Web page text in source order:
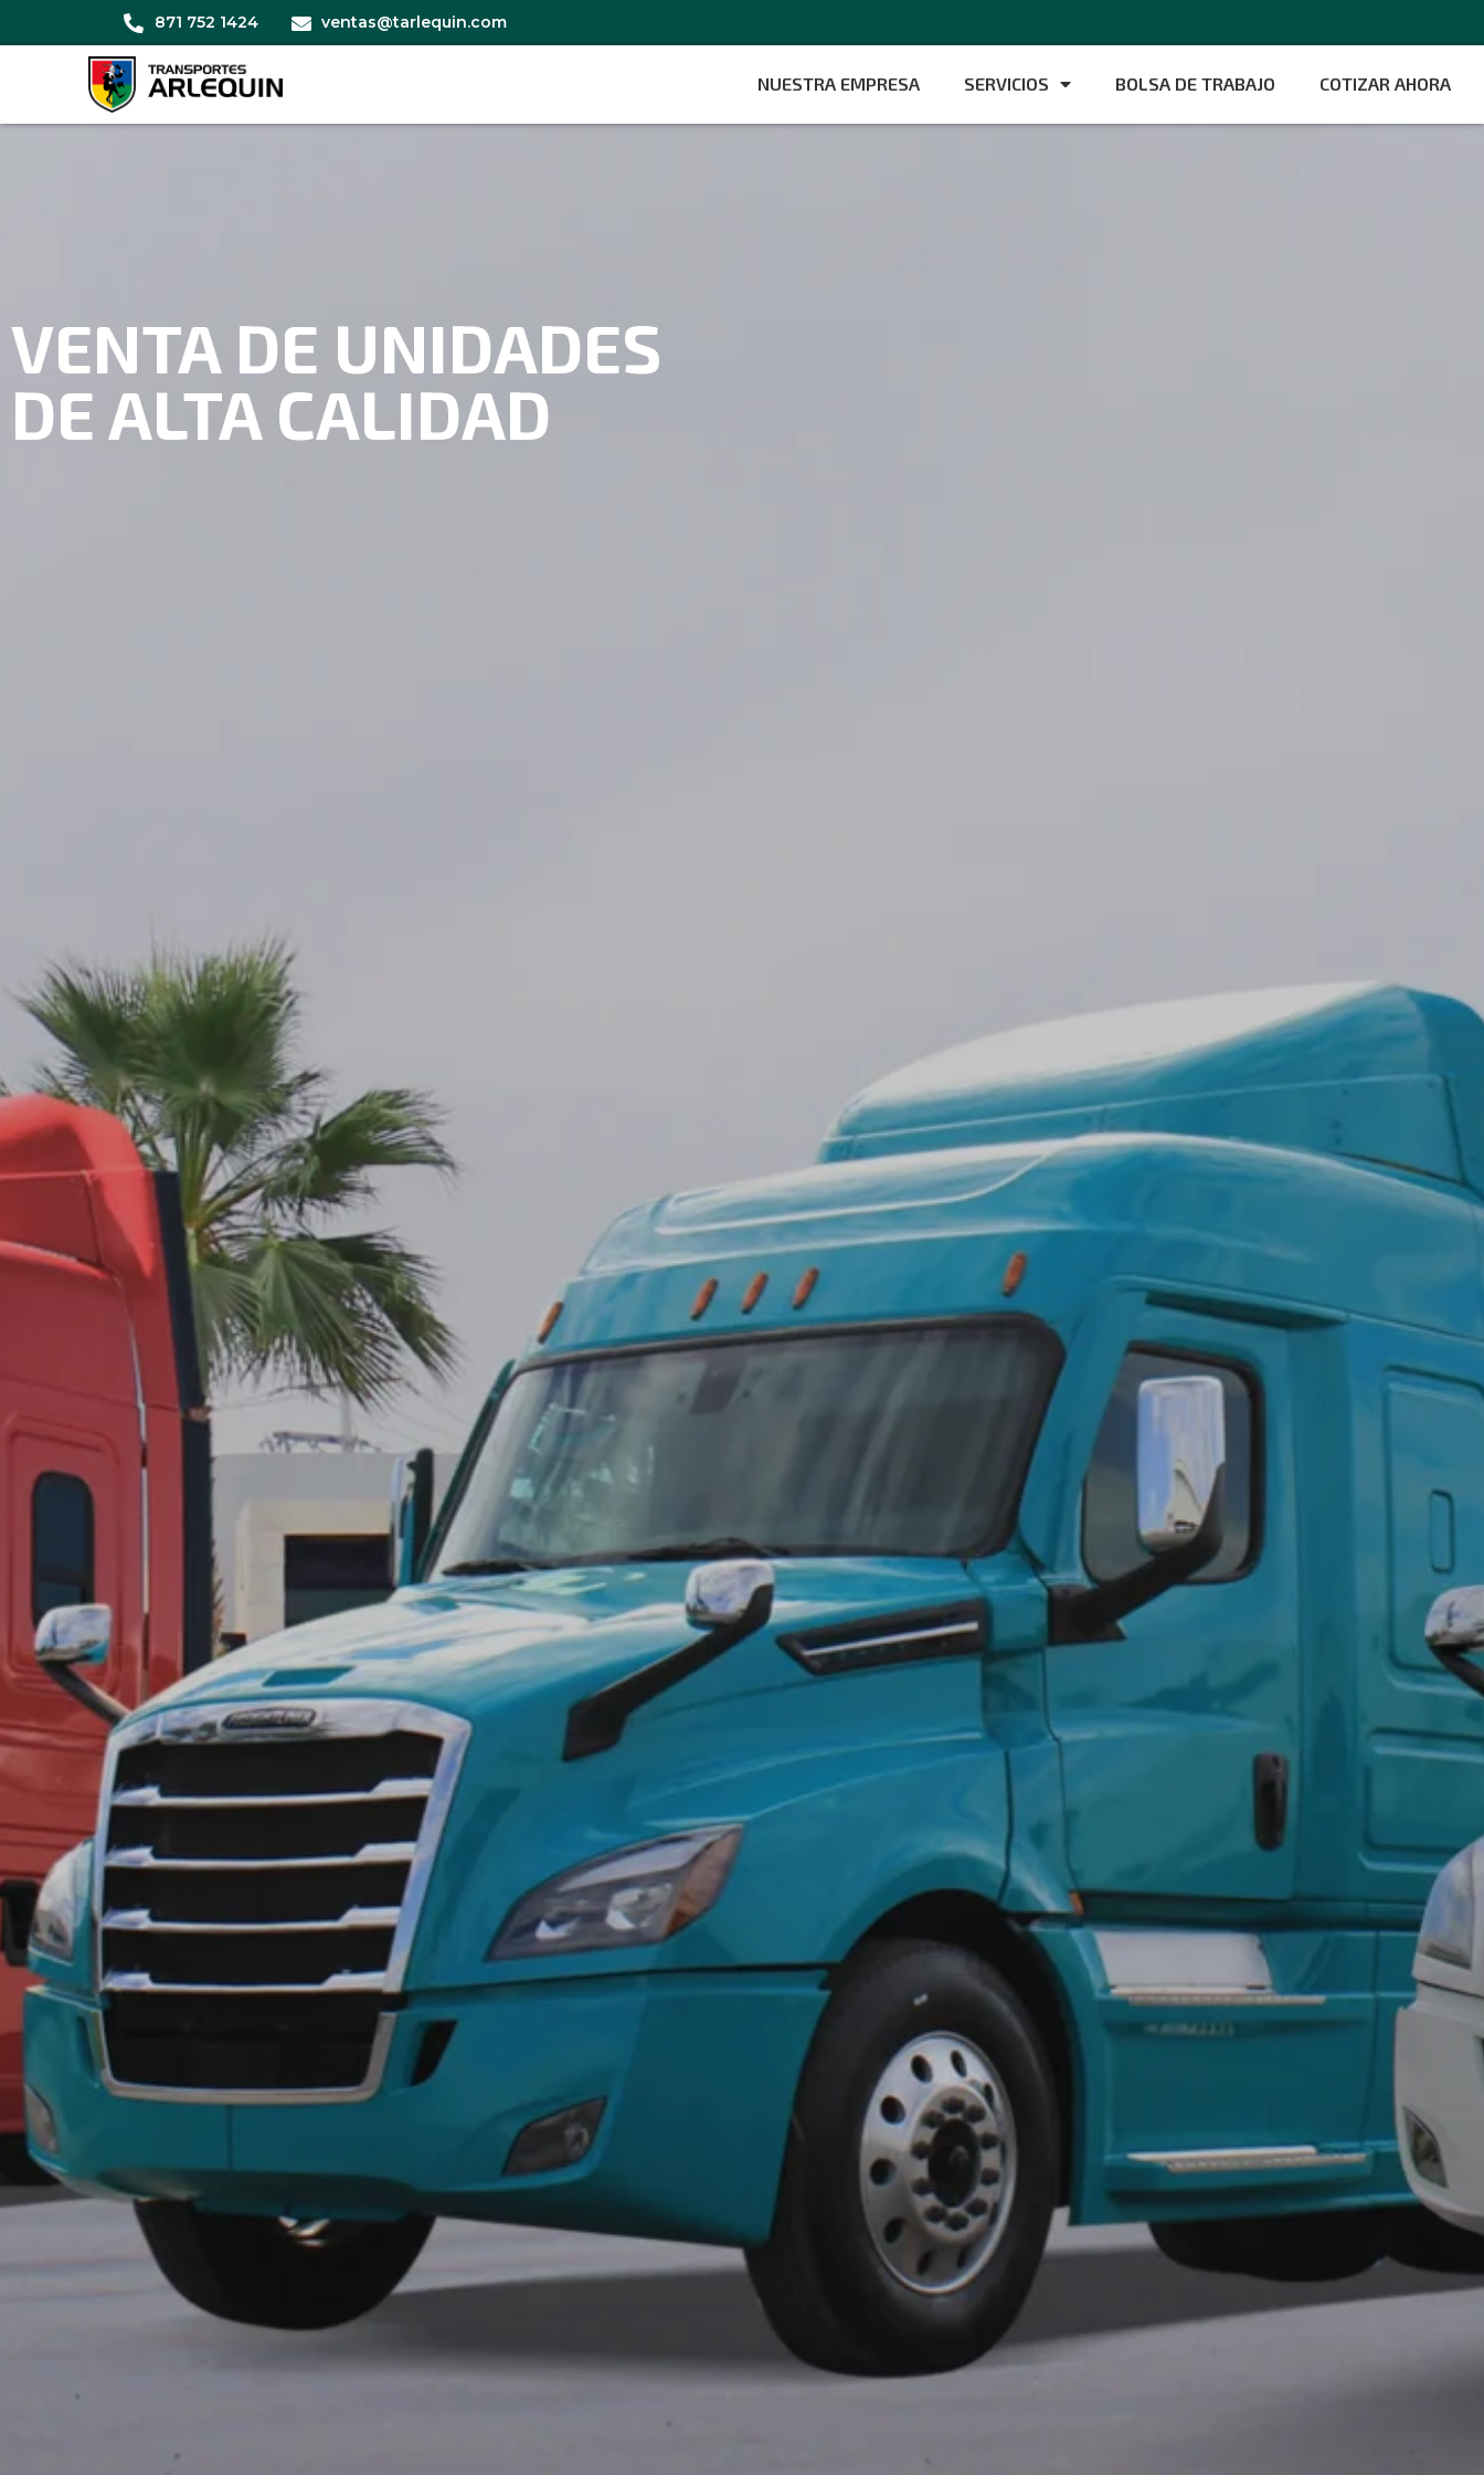
871 752 1424 ventas@tarlequin.com
NUESTRA EMPRESA SERVICIOS BOLSA DE TRABAJO COTIZAR AHORA
VENTA DE UNIDADES
DE ALTA CALIDAD